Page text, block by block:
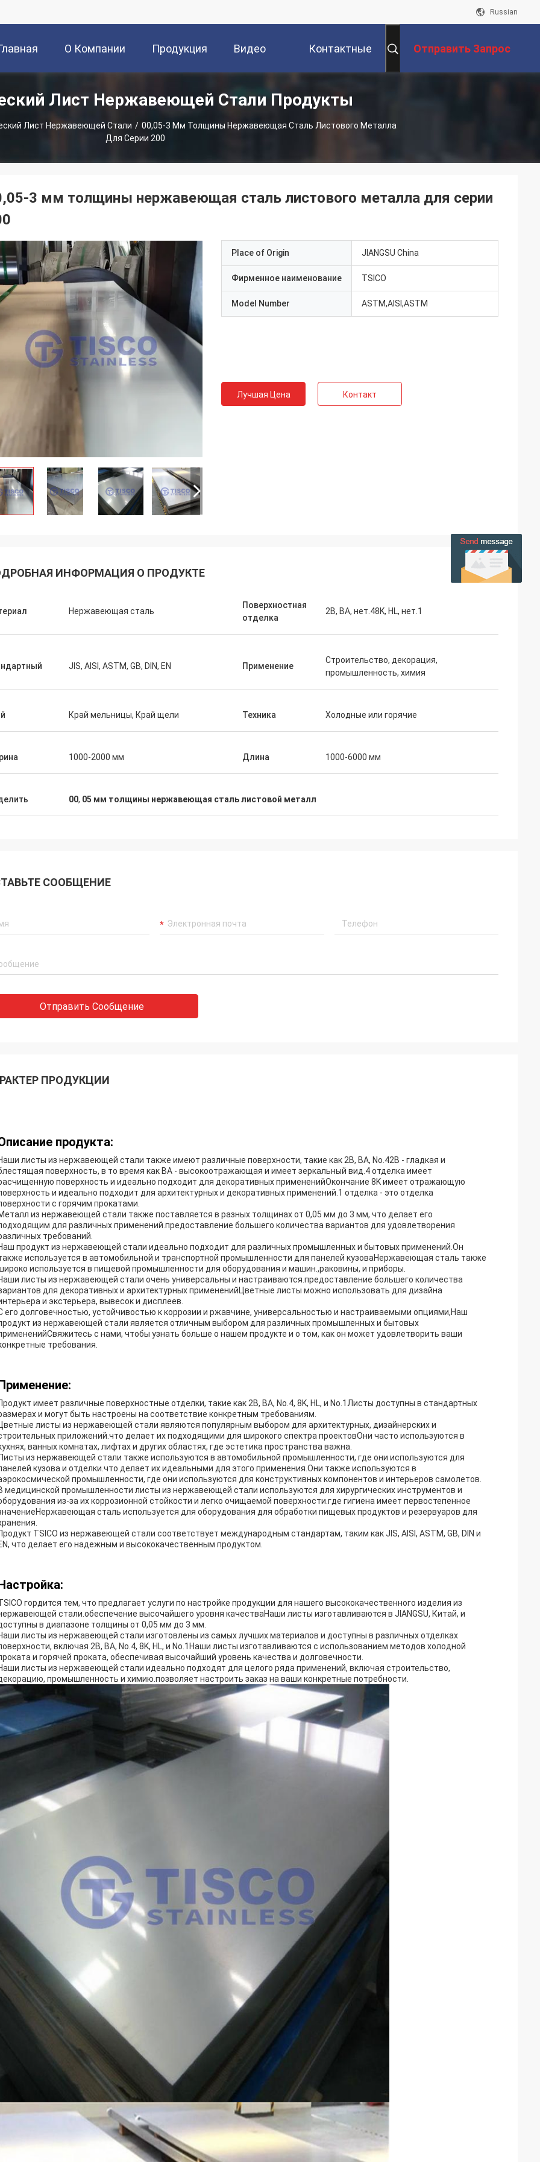
Russian
О Компании Продукция Видео Контактные
Данные
Отправить Запрос
Лист Нержавеющей Стали Продукты
Лист Нержавеющей Стали / 00,05-3 Мм Толщины Нержавеющая Сталь Листового Металла
Для Серии 200
3 мм толщины нержавеющая сталь листового металла для серии
Place of Origin JIANGSU China
Фирменное наименование TSICO
Model Number ASTM,AISI,ASTM
Лучшая Цена Контакт
ИНФОРМАЦИЯ О ПРОДУКТЕ
Нержавеющая сталь
Поверхностная
отделка
2B, BA, нет.48K, HL, нет.1
JIS, AISI, ASTM, GB, DIN, EN Применение
Строительство, декорация,
промышленность, химия
Край мельницы, Край щели Техника Холодные или горячие
1000-2000 мм Длина 1000-6000 мм
00, 05 мм толщины нержавеющая сталь листовой металл
СООБЩЕНИЕ
Отправить Сообщение
ПРОДУКЦИИ
продукта:
листы из нержавеющей стали также имеют различные поверхности, такие как 2B, BA, No.42B - гладкая и
поверхность, в то время как BA - высокоотражающая и имеет зеркальный вид.4 отделка имеет
поверхность и идеально подходит для декоративных примененийОкончание 8K имеет отражающую
и идеально подходит для архитектурных и декоративных применений.1 отделка - это отделка
с горячим прокатами.
из нержавеющей стали также поставляется в разных толщинах от 0,05 мм до 3 мм, что делает его
для различных применений.предоставление большего количества вариантов для удовлетворения
требований.
продукт из нержавеющей стали идеально подходит для различных промышленных и бытовых применений.Он
используется в автомобильной и транспортной промышленности для панелей кузоваНержавеющая сталь также
используется в пищевой промышленности для оборудования и машин.,раковины, и приборы.
листы из нержавеющей стали очень универсальны и настраиваются.предоставление большего количества
для декоративных и архитектурных примененийЦветные листы можно использовать для дизайна
и экстерьера, вывесок и дисплеев.
его долговечностью, устойчивостью к коррозии и ржавчине, универсальностью и настраиваемыми опциями,Наш
из нержавеющей стали является отличным выбором для различных промышленных и бытовых
с нами, чтобы узнать больше о нашем продукте и о том, как он может удовлетворить ваши
требования.
имеет различные поверхностные отделки, такие как 2B, BA, No.4, 8K, HL, и No.1Листы доступны в стандартных
и могут быть настроены на соответствие конкретным требованиям.
листы из нержавеющей стали являются популярным выбором для архитектурных, дизайнерских и
приложений.что делает их подходящими для широкого спектра проектовОни часто используются в
ванных комнатах, лифтах и других областях, где эстетика пространства важна.
из нержавеющей стали также используются в автомобильной промышленности, где они используются для
кузова и отделки.что делает их идеальными для этого применения.Они также используются в
промышленности, где они используются для конструктивных компонентов и интерьеров самолетов.
медицинской промышленности листы из нержавеющей стали используются для хирургических инструментов и
из-за их коррозионной стойкости и легко очищаемой поверхности.где гигиена имеет первостепенное
сталь используется для оборудования для обработки пищевых продуктов и резервуаров для
TSICO из нержавеющей стали соответствует международным стандартам, таким как JIS, AISI, ASTM, GB, DIN и
что делает его надежным и высококачественным продуктом.
гордится тем, что предлагает услуги по настройке продукции для нашего высококачественного изделия из
стали.обеспечение высочайшего уровня качестваНаши листы изготавливаются в JIANGSU, Китай, и
в диапазоне толщины от 0,05 мм до 3 мм.
листы из нержавеющей стали изготовлены из самых лучших материалов и доступны в различных отделках
включая 2B, BA, No.4, 8K, HL, и No.1Наши листы изготавливаются с использованием методов холодной
и горячей проката, обеспечивая высочайший уровень качества и долговечности.
листы из нержавеющей стали идеально подходят для целого ряда применений, включая строительство,
промышленность и химию.позволяет настроить заказ на ваши конкретные потребности.